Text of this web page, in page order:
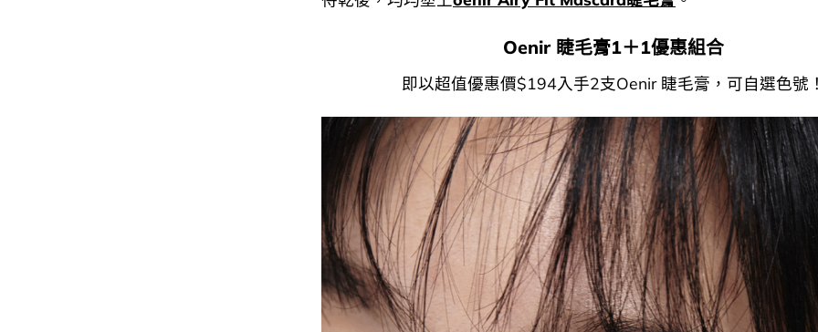
Oenir 睫毛膏1＋1優惠組合
即以超值優惠價$194入手2支Oenir 睫毛膏，可自選色號